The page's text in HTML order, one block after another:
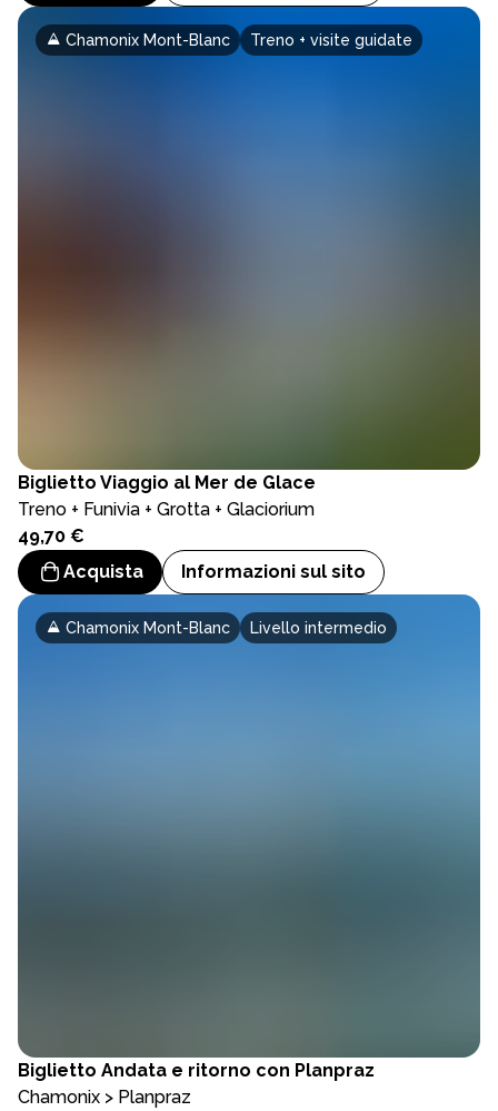
Chamonix Mont-Blanc Treno + visite guidate
Biglietto Viaggio al Mer de Glace
Treno + Funivia + Grotta + Glaciorium
49,70 €
Acquista
Informazioni sul sito
Chamonix Mont-Blanc Livello intermedio
Biglietto Andata e ritorno con Planpraz
Chamonix > Planpraz